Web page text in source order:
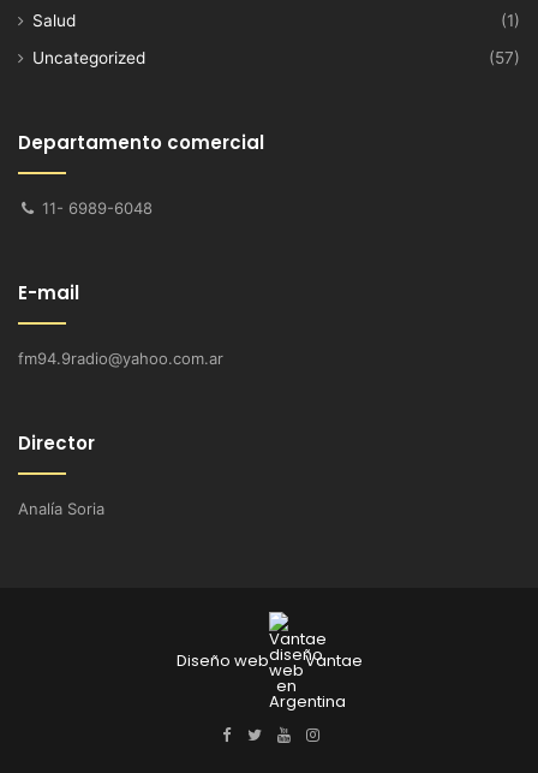
Salud
(1)
Uncategorized
(57)
Departamento comercial
11- 6989-6048
E-mail
fm94.9radio@yahoo.com.ar
Director
Analía Soria
Diseño web Vantae